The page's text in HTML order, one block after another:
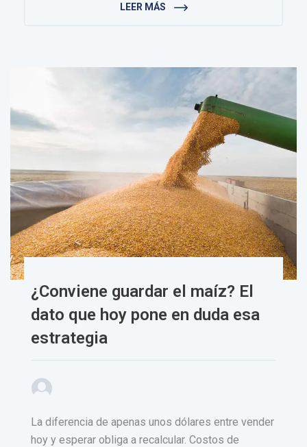
LEER MÁS
¿Conviene guardar el maíz? El
dato que hoy pone en duda esa
estrategia
La diferencia de apenas unos dólares entre vender
hoy y esperar obliga a recalcular. Costos de